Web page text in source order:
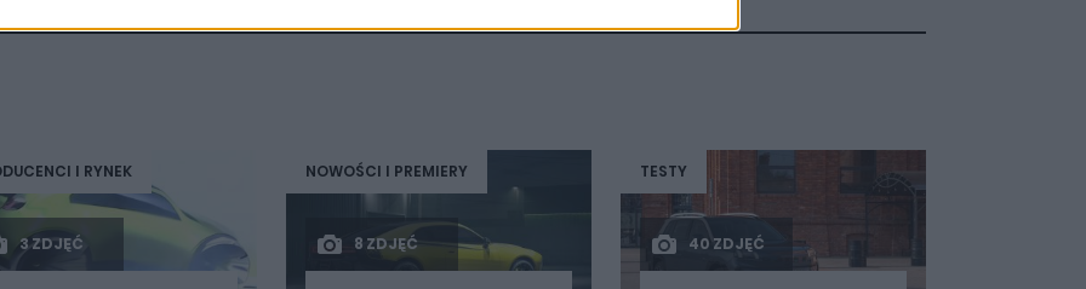
I RYNEK
3 ZDJĘĆ
NOWOŚCI I PREMIERY
8 ZDJĘĆ
TESTY
40 ZDJĘĆ